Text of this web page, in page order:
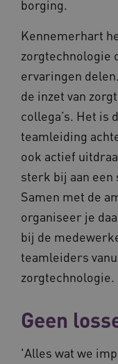
borging.
Kennemerhart
zorgtechnologie
ervaringen
de inzet van
collega’s. Het is
teamleiding
ook actief
sterk bij aan een
Samen met de
organiseer je
bij de
teamleiders
zorgtechnologie.
Geen
'Alles wat we
AWSALBCORS